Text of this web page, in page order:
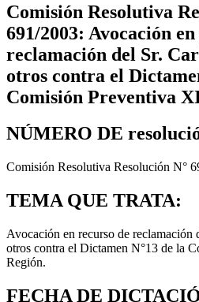
Comisión Resolutiva
691/2003: Avocación
reclamación del Sr.
otros contra el
Comisión Preventiva
NÚMERO DE
Comisión Resolutiva Resolución N°
TEMA QUE TRATA:
Avocación en recurso de
otros contra el Dictamen N°13 de la
Región.
FECHA DE